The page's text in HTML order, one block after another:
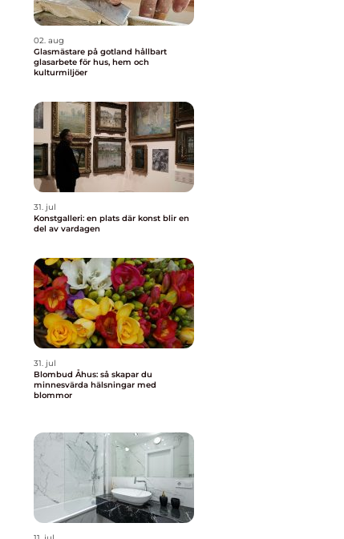
02. aug
Glasmästare på gotland hållbart
glasarbete för hus, hem och
kulturmiljöer
31. jul
Konstgalleri: en plats där konst blir en
del av vardagen
31. jul
Blombud Åhus: så skapar du
minnesvärda hälsningar med
blommor